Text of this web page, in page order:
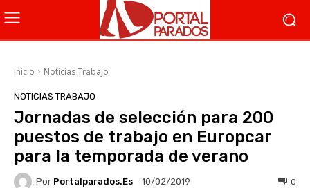
Inicio Noticias Trabajo
NOTICIAS TRABAJO
Jornadas de selección para 200
puestos de trabajo en Europcar
para la temporada de verano
Por Portalparados.es 10/02/2019 0